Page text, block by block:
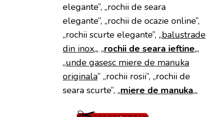
elegante”, „rochii de seara
elegante”, „rochii de ocazie online”,
„rochii scurte elegante”, „balustrade
din inox„, „rochii de seara ieftine„,
„unde gasesc miere de manuka
originala” „rochii rosii”, „rochii de
seara scurte”, „miere de manuka„,